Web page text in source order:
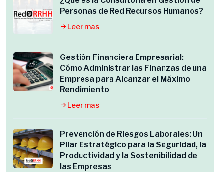
Personas de Red Recursos Humanos?
Leer mas
Gestión Financiera Empresarial:
Cómo Administrar las Finanzas de una
Empresa para Alcanzar el Máximo
Rendimiento
Leer mas
Prevención de Riesgos Laborales: Un
Pilar Estratégico para la Seguridad, la
Productividad y la Sostenibilidad de
las Empresas